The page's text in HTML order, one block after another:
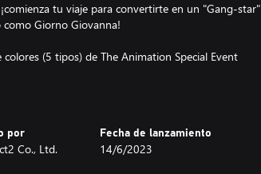
tu viaje para convertirte en un "Gang-star"
Giorno Giovanna!
(5 tipos) de The Animation Special Event
conocido por sus héroes carismáticos, su
yare daze...")! ¡JoJo's Bizarre Adventure: All-
por
Co., Ltd.
Fecha de lanzamiento
14/6/2023